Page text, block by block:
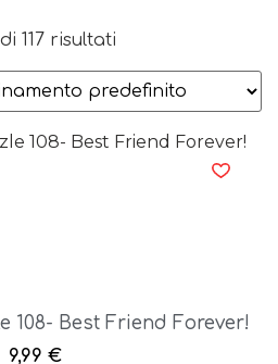
117 risultati
108- Best Friend Forever!
9,99 €